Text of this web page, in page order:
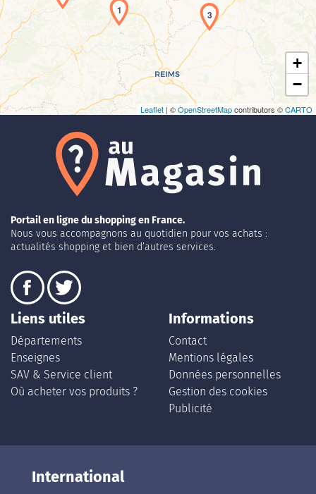
1 3
+
−
Leaflet | ©OpenStreetMapcontributors ©CARTO
Portail en ligne du shopping en France.
Nous vous accompagnons au quotidien pour vos achats :
actualités shopping et bien d’autres services.
Liens utiles
Départements
Enseignes
SAV & Service client
Où acheter vos produits ?
Informations
Contact
Mentions légales
Données personnelles
Gestion des cookies
Publicité
International